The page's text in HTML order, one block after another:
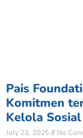
Pais
Komitmen
Kelola Sosial
July 23, 2025 No